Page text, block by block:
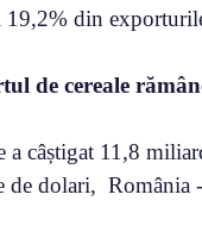
19,2% din
de cereale
a câștigat 11,8
de dolari, România